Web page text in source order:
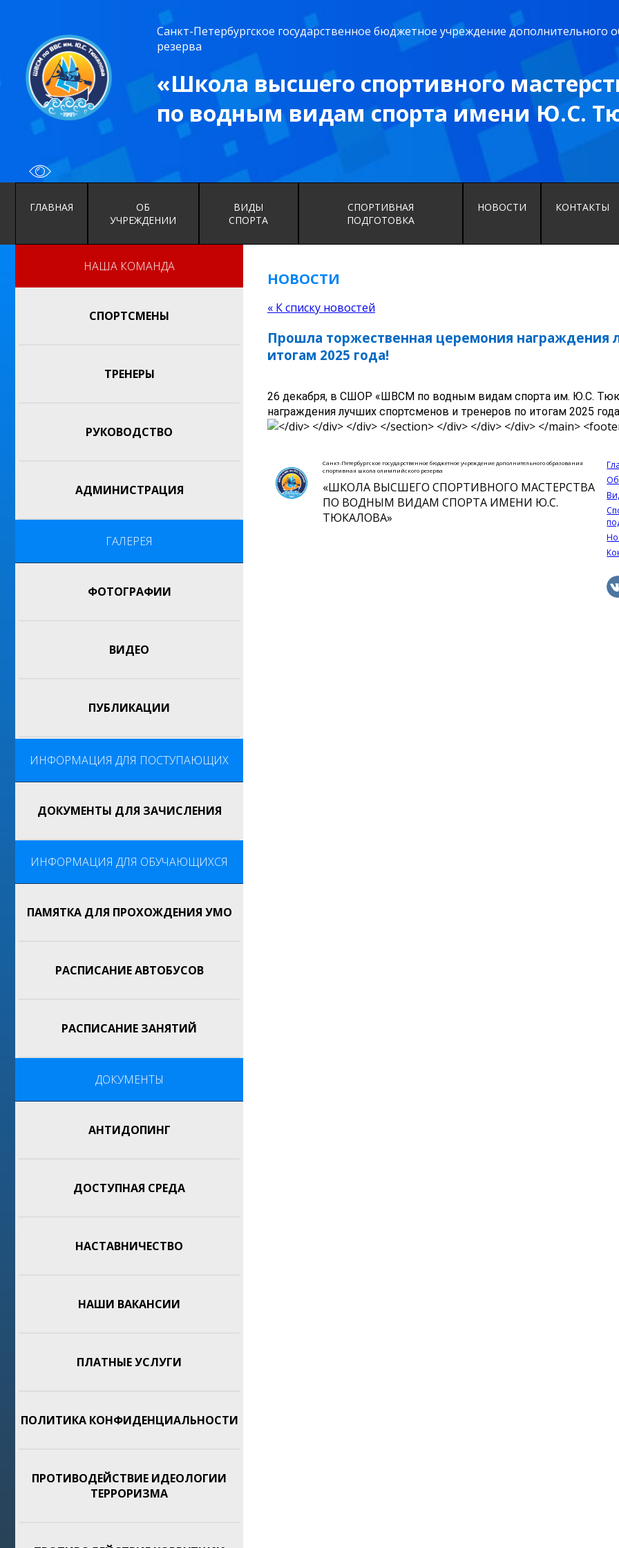
Санкт-Петербургское государственное бюджетное учреждение дополнительного
резерва
«Школа высшего спортивного
по водным видам спорта имени Ю.С.
ГЛАВНАЯ
ОБ
УЧРЕЖДЕНИИ
ВИДЫ
СПОРТА
СПОРТИВНАЯ
ПОДГОТОВКА
НОВОСТИ КОНТАКТЫ
НАША КОМАНДА
СПОРТСМЕНЫ
ТРЕНЕРЫ
РУКОВОДСТВО
АДМИНИСТРАЦИЯ
ГАЛЕРЕЯ
ФОТОГРАФИИ
ВИДЕО
ПУБЛИКАЦИИ
ИНФОРМАЦИЯ ДЛЯ ПОСТУПАЮЩИХ
ДОКУМЕНТЫ ДЛЯ ЗАЧИСЛЕНИЯ
ИНФОРМАЦИЯ ДЛЯ ОБУЧАЮЩИХСЯ
ПАМЯТКА ДЛЯ ПРОХОЖДЕНИЯ УМО
РАСПИСАНИЕ АВТОБУСОВ
РАСПИСАНИЕ ЗАНЯТИЙ
ДОКУМЕНТЫ
АНТИДОПИНГ
ДОСТУПНАЯ СРЕДА
НАСТАВНИЧЕСТВО
НАШИ ВАКАНСИИ
ПЛАТНЫЕ УСЛУГИ
ПОЛИТИКА КОНФИДЕНЦИАЛЬНОСТИ
ПРОТИВОДЕЙСТВИЕ ИДЕОЛОГИИ
ТЕРРОРИЗМА
НОВОСТИ
« К списку новостей
Прошла торжественная церемония награждения
итогам 2025 года!
26 декабря, в СШОР «ШВСМ по водным видам спорта им. Ю.С.
награждения лучших спортсменов и тренеров по итогам 2025
Санкт-Петербургское государственное бюджетное учреждение дополнительного образования
спортивная школа олимпийского резерва
«ШКОЛА ВЫСШЕГО СПОРТИВНОГО МАСТЕРСТВА
ПО ВОДНЫМ ВИДАМ СПОРТА ИМЕНИ Ю.С.
ТЮКАЛОВА»